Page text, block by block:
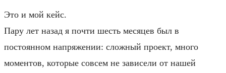
Это и мой кейс.
Пару лет назад я почти шесть месяцев был в
постоянном напряжении: сложный проект, много
моментов, которые совсем не зависели от нашей